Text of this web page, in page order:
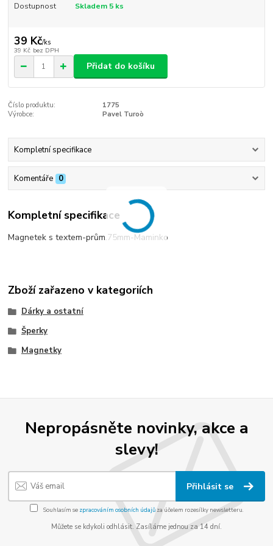
Dostupnost Skladem 5 ks
39 Kč/ks
39 Kč bez DPH
Přidat do košíku
Číslo produktu:
1775
Výrobce:
Pavel Turoò
Kompletní specifikace
Komentáře 0
Kompletní specifikace
Magnetek s textem-prům.75mm-Maminko
Zboží zařazeno v kategoriích
Dárky a ostatní
Šperky
Magnetky
Nepropásněte novinky, akce a
slevy!
Přihlásit se
Souhlasím se zpracováním osobních údajůza účelem rozesílky newsletteru.
Můžete se kdykoli odhlásit. Zasíláme jednou za 14 dní.